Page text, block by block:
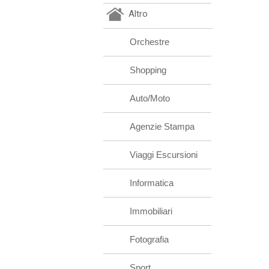
Altro
Orchestre
Shopping
Auto/Moto
Agenzie Stampa
Viaggi Escursioni
Informatica
Immobiliari
Fotografia